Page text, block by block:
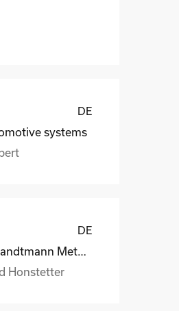
DE
systems
DE
Albert Handtmann Metallgusswerk
Honstetter